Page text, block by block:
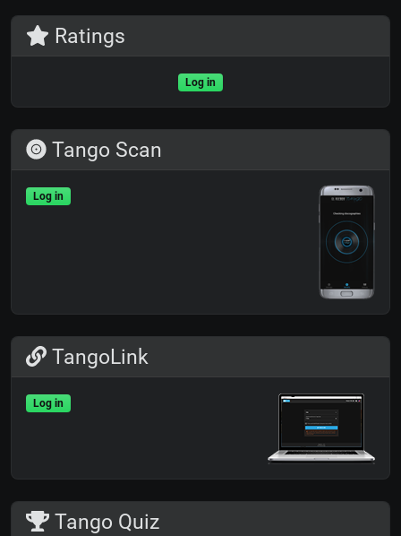
Ratings
Log in
Tango Scan
Log in
TangoLink
Log in
Tango Quiz